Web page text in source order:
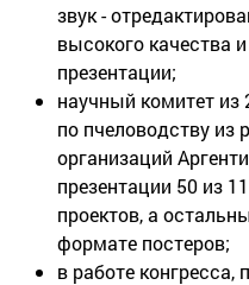
звук -
высокого качества
презентации;
научный комитет из
по пчеловодству из
организаций
презентации 50 из
проектов, а
формате постеров;
в работе